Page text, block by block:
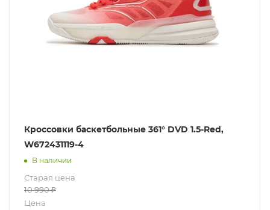
Кроссовки баскетбольные 361° DVD 1.5-Red,
W672431119-4
В наличии
Старая цена
10 990₽
Цена